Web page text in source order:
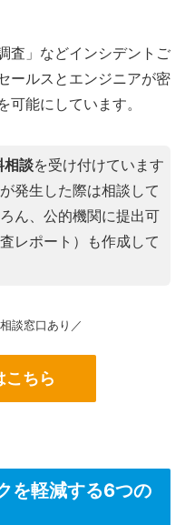
査」などインシデントご
ールスとエンジニアが密
能にしています。
談を受け付けています
発生した際は相談して
ん、公的機関に提出可
レポート）も作成して
談窓口あり／
こちら
を軽減する6つの